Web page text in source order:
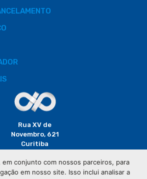
Rua XV de
Novembro, 621
Curitiba
em conjunto com nossos parceiros, para
em nosso site. Isso inclui analisar a